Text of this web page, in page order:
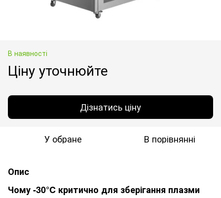
В наявності
Ціну уточнюйте
Дізнатись ціну
У обране В порівнянні
Опис
Чому -30°C критично для зберігання плазми